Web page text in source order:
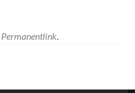
Permanentlink